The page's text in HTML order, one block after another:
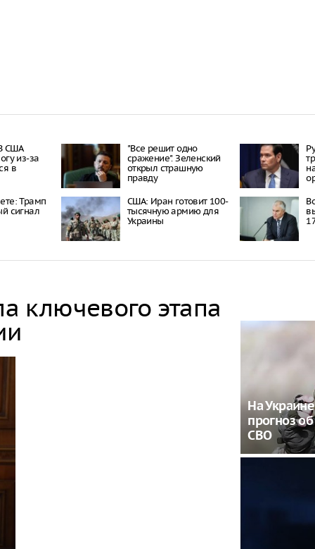
США
из-за
в
"Все решит одно
сражение". Зеленский
открыл страшную
правду
Трамп
сигнал
США: Иран готовит 100-
тысячную армию для
Украины
ключевого этапа
На
прогноз
СВО